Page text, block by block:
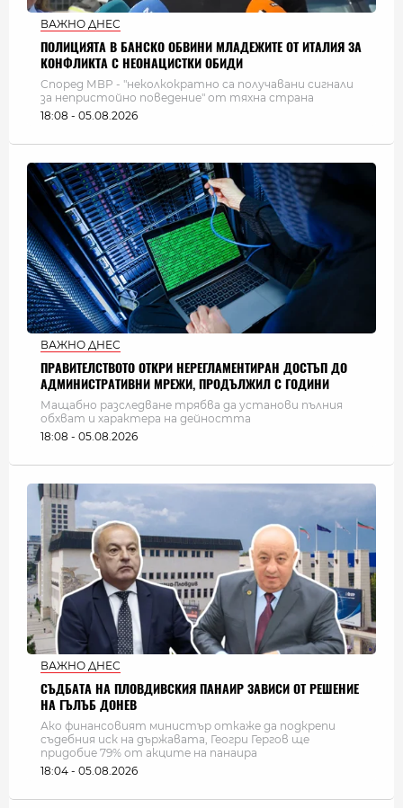
ВАЖНО ДНЕС
ПОЛИЦИЯТА В БАНСКО ОБВИНИ МЛАДЕЖИТЕ ОТ ИТАЛИЯ ЗА
КОНФЛИКТА С НЕОНАЦИСТКИ ОБИДИ
Според МВР - "неколкократно са получавани сигнали
за непристойно поведение" от тяхна страна
18:08 - 05.08.2026
ВАЖНО ДНЕС
ПРАВИТЕЛСТВОТО ОТКРИ НЕРЕГЛАМЕНТИРАН ДОСТЪП ДО
АДМИНИСТРАТИВНИ МРЕЖИ, ПРОДЪЛЖИЛ С ГОДИНИ
Мащабно разследване трябва да установи пълния
обхват и характера на дейността
18:08 - 05.08.2026
ВАЖНО ДНЕС
СЪДБАТА НА ПЛОВДИВСКИЯ ПАНАИР ЗАВИСИ ОТ РЕШЕНИЕ
НА ГЪЛЪБ ДОНЕВ
Ако финансовият министър откаже да подкрепи
съдебния иск на държавата, Геогри Гергов ще
придобие 79% от акците на панаира
18:04 - 05.08.2026